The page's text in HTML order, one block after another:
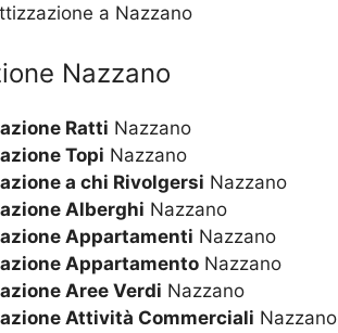
a Nazzano
Nazzano
Ratti Nazzano
Topi Nazzano
a chi Rivolgersi Nazzano
Alberghi Nazzano
Appartamenti Nazzano
Appartamento Nazzano
Aree Verdi Nazzano
Attività Commerciali Nazzano